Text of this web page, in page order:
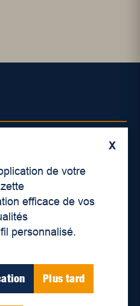
X
de votre
efficace de vos
personnalisé.
Plus tard